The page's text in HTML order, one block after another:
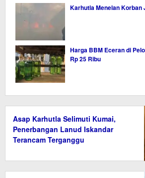
Karhutla Menelan Korban
Harga BBM Eceran di
Rp 25 Ribu
Asap Karhutla Selimuti Kumai,
Penerbangan Lanud Iskandar
Terancam Terganggu